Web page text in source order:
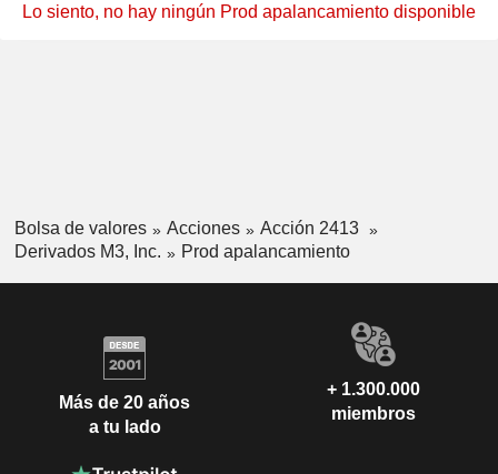
Lo siento, no hay ningún Prod apalancamiento disponible
Bolsa de valores Acciones
Acción 2413
Derivados M3, Inc.
Prod apalancamiento
Más de 20 años
a tu lado
+ 1.300.000
miembros